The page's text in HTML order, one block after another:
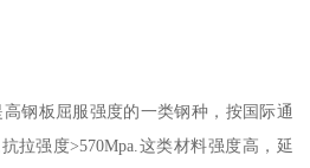
钢板屈服强度的一类钢种，按国际通
拉强度>570Mpa.这类材料强度高，延